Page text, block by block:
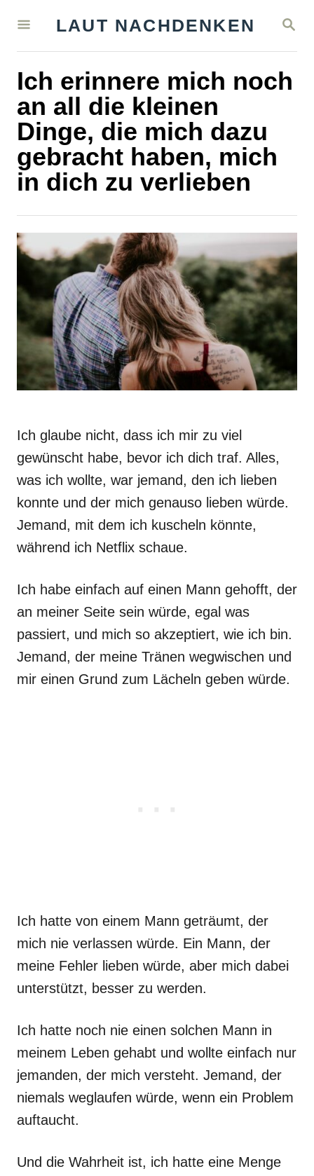
S
A
R
C
LAUT NACHDENKEN
Ich erinnere mich noch
an all die kleinen
Dinge, die mich dazu
gebracht haben, mich
in dich zu verlieben
Ich glaube nicht, dass ich mir zu viel
gewünscht habe, bevor ich dich traf. Alles,
was ich wollte, war jemand, den ich lieben
konnte und der mich genauso lieben würde.
Jemand, mit dem ich kuscheln könnte,
während ich Netflix schaue.
Ich habe einfach auf einen Mann gehofft, der
an meiner Seite sein würde, egal was
passiert, und mich so akzeptiert, wie ich bin.
Jemand, der meine Tränen wegwischen und
mir einen Grund zum Lächeln geben würde.
Ich hatte von einem Mann geträumt, der
mich nie verlassen würde. Ein Mann, der
meine Fehler lieben würde, aber mich dabei
unterstützt, besser zu werden.
Ich hatte noch nie einen solchen Mann in
meinem Leben gehabt und wollte einfach nur
jemanden, der mich versteht. Jemand, der
niemals weglaufen würde, wenn ein Problem
auftaucht.
Und die Wahrheit ist, ich hatte eine Menge